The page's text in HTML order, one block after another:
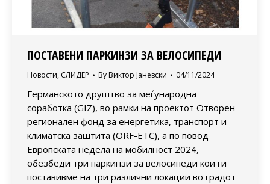
ПОСТАВЕНИ ПАРКИНЗИ ЗА ВЕЛОСИПЕДИ
Новости, СЛИДЕР By Виктор Јаневски 04/11/2024
Германското друштво за меѓународна
соработка (GIZ), во рамки на проектот Отворен
регионален фонд за енергетика, транспорт и
климатска заштита (ORF-ETC), а по повод
Европската недела на мобилност 2024,
обезбеди три паркинзи за велосипеди кои ги
поставивме на три различни локации во градот